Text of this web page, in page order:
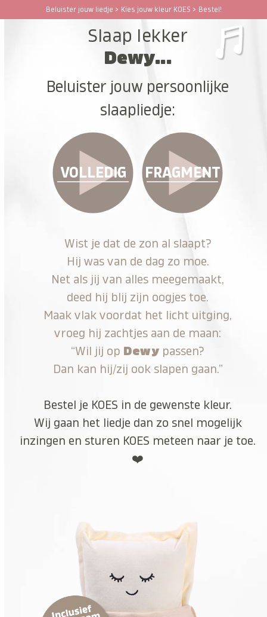
Beluister jouw liedje > Kies jouw kleur KOES > Bestel!
Open
Close
Slaap lekker
Dewy...
Beluister jouw persoonlijke
slaapliedje:
VOLLEDIG FRAGMENT
Wist je dat de zon al slaapt?
Hij was van de dag zo moe.
Net als jij van alles meegemaakt,
deed hij blij zijn oogjes toe.
Maak vlak voordat het licht uitging,
vroeg hij zachtjes aan de maan:
“Wil jij op Dewy passen?
Dan kan hij/zij ook slapen gaan.”
Bestel je KOES in de gewenste kleur.
Wij gaan het liedje dan zo snel mogelijk
inzingen en sturen KOES meteen naar je toe.
❤️